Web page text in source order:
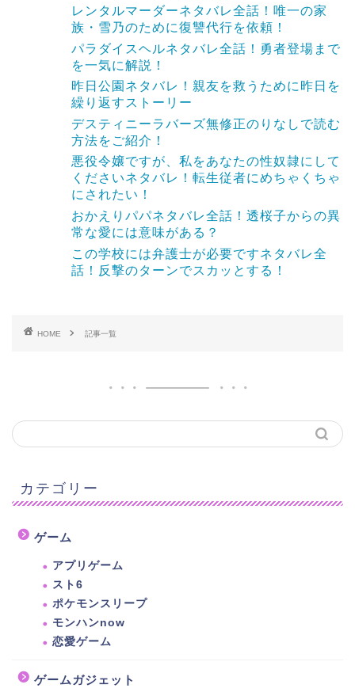
レンタルマーダーネタバレ全話！唯一の家
族・雪乃のために復讐代行を依頼！
パラダイスヘルネタバレ全話！勇者登場まで
を一気に解説！
昨日公園ネタバレ！親友を救うために昨日を
繰り返すストーリー
デスティニーラバーズ無修正のりなしで読む
方法をご紹介！
悪役令嬢ですが、私をあなたの性奴隷にして
くださいネタバレ！転生従者にめちゃくちゃ
にされたい！
おかえりパパネタバレ全話！透桜子からの異
常な愛には意味がある？
この学校には弁護士が必要ですネタバレ全
話！反撃のターンでスカッとする！
HOME 記事一覧
カテゴリー
ゲーム
アプリゲーム
スト6
ポケモンスリープ
モンハンnow
恋愛ゲーム
ゲームガジェット